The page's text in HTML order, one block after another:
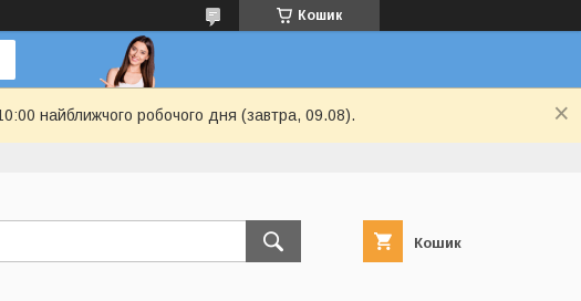
Кошик
найближчого робочого дня (завтра, 09.08).
Кошик